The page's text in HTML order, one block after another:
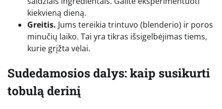
kiekvieną dieną.
Greitis. Jums tereikia trintuvo (blenderio) ir poros
minučių laiko. Tai yra tikras išsigelbėjimas tiems,
kurie grįžta vėlai.
Sudedamosios dalys: kaip susikurti
tobulą derinį